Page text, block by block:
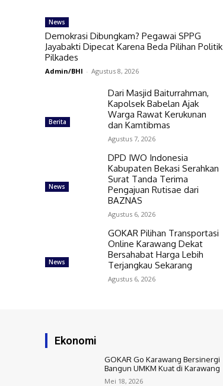
News
Demokrasi Dibungkam? Pegawai SPPG
Jayabakti Dipecat Karena Beda Pilihan Politik
Pilkades
Admin/BHI - Agustus 8, 2026
Berita
Dari Masjid Baiturrahman,
Kapolsek Babelan Ajak
Warga Rawat Kerukunan
dan Kamtibmas
Agustus 7, 2026
News
DPD IWO Indonesia
Kabupaten Bekasi Serahkan
Surat Tanda Terima
Pengajuan Rutisae dari
BAZNAS
Agustus 6, 2026
News
GOKAR Pilihan Transportasi
Online Karawang Dekat
Bersahabat Harga Lebih
Terjangkau Sekarang
Agustus 6, 2026
Ekonomi
GOKAR Go Karawang Bersinergi
Bangun UMKM Kuat di Karawang
Mei 18, 2026